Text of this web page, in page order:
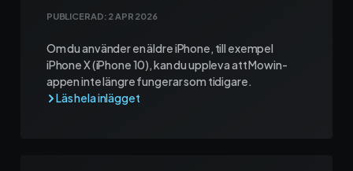
PUBLICERAD: 2 APR 2026
Om du använder en äldre iPhone, till exempel
iPhone X (iPhone 10), kan du uppleva att Mowin-
appen inte längre fungerar som tidigare.